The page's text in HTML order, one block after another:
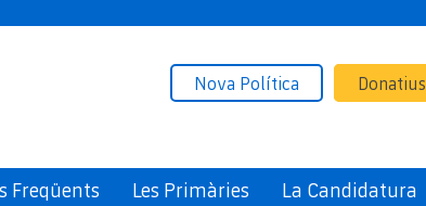
Donatius
Nova Política
Freqüents Les Primàries
La Candidatura